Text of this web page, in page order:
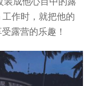
作时，就把他的
露营的乐趣！